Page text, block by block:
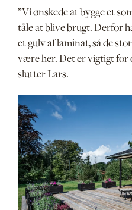
”Vi ønskede at bygge et
tåle at blive brugt. Derfor
et gulv af laminat, så de
være her. Det er vigtigt for
slutter Lars.